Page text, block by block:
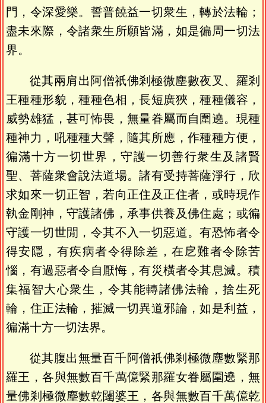
門，令深愛樂。誓普饒益一切衆生，轉於法輪；
盡未來際，令諸衆生所願皆滿，如是徧周一切法
界。
從其兩肩出阿僧祇佛剎極微塵數夜叉、羅剎
王種種形貌，種種色相，長短廣狹，種種儀容，
威勢雄猛，甚可怖畏，無量眷屬而自圍遶。現種
種神力，吼種種大聲，隨其所應，作種種方便，
徧滿十方一切世界，守護一切善行衆生及諸賢
聖、菩薩衆會說法道場。諸有受持菩薩淨行，欣
求如來一切正智，若向正住及正住者，或時現作
執金剛神，守護諸佛，承事供養及佛住處；或徧
守護一切世閒，令其不入一切惡道。有恐怖者令
得安隱，有疾病者令得除差，在戹難者令除苦
惱，有過惡者令自厭悔，有災橫者令其息滅。積
集福智大心衆生，令其能轉諸佛法輪，捨生死
輪，住正法輪，摧滅一切異道邪論，如是利益，
徧滿十方一切法界。
從其腹出無量百千阿僧祇佛剎極微塵數緊那
羅王，各與無數百千萬億緊那羅女眷屬圍遶，無
量佛剎極微塵數乾闥婆王，各與無數百千萬億乾